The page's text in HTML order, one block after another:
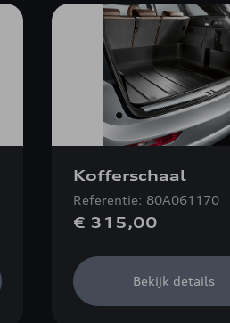
Kofferschaal
Referentie: 80A061170
€ 315,00
Bekijk details